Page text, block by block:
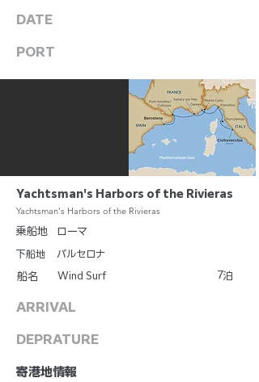
DATE
PORT
Yachtsman's Harbors of the Rivieras
Yachtsman's Harbors of the Rivieras
乗船地
下船地
船名
ローマ
バルセロナ
Wind Surf 7泊
ARRIVAL
DEPRATURE
​寄港地情報